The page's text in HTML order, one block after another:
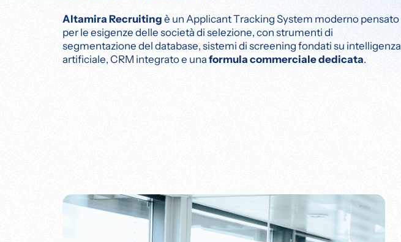
Altamira Recruitingè un Applicant Tracking System moderno pensato
per le esigenze delle società di selezione, con strumenti di
segmentazione del database, sistemi di screening fondati su intelligenza
artificiale, CRM integrato e unaformula commerciale dedicata.